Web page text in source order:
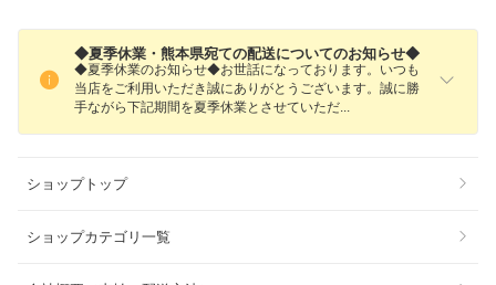
◆夏季休業・熊本県宛ての配送についてのお知らせ◆
◆夏季休業のお知らせ◆お世話になっております。いつも
当店をご利用いただき誠にありがとうございます。誠に勝
手ながら下記期間を夏季休業とさせていただ
ショップトップ
ショップカテゴリ一覧